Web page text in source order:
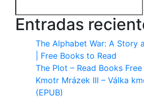
Entradas
The Alphabet War: A Story
| Free Books to Read
The Plot – Read Books Free
Kmotr Mrázek III – Válka
(EPUB)